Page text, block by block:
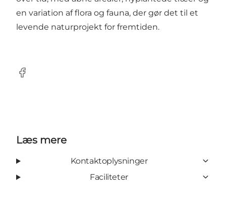
en variation af flora og fauna, der gør det til et
levende naturprojekt for fremtiden.
Facebook
Læs mere
Kontaktoplysninger
Faciliteter